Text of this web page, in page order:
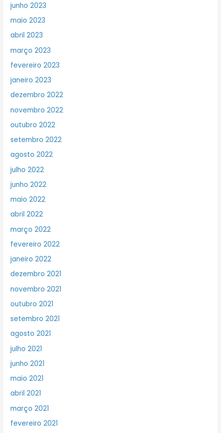
junho 2023
maio 2023
abril 2023
março 2023
fevereiro 2023
janeiro 2023
dezembro 2022
novembro 2022
outubro 2022
setembro 2022
agosto 2022
julho 2022
junho 2022
maio 2022
abril 2022
março 2022
fevereiro 2022
janeiro 2022
dezembro 2021
novembro 2021
outubro 2021
setembro 2021
agosto 2021
julho 2021
junho 2021
maio 2021
abril 2021
março 2021
fevereiro 2021